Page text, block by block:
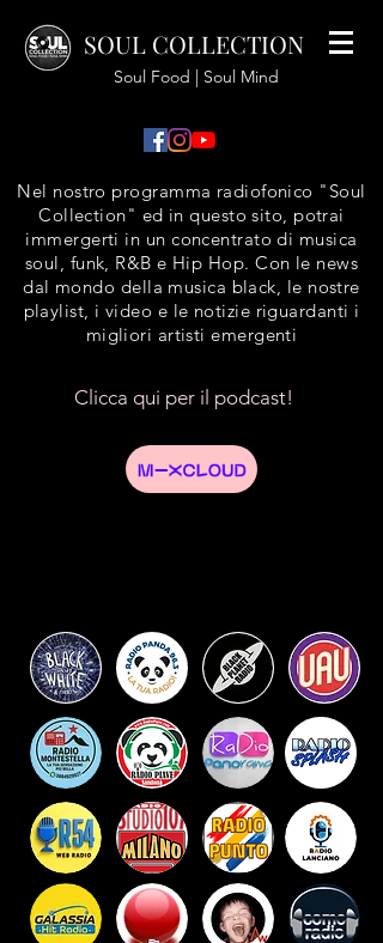
SOUL COLLECTION
Soul Food | Soul Mind
Nel nostro programma radiofonico "Soul
Collection" ed in questo sito, potrai
immergerti in un concentrato di musica
soul, funk, R&B e Hip Hop. Con le news
dal mondo della musica black, le nostre
playlist, i video e le notizie riguardanti i
migliori artisti emergenti
Clicca qui per il podcast!